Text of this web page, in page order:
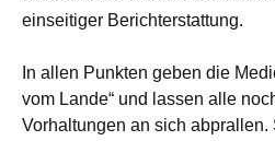
einseitiger Berichterstattung.
In allen Punkten geben die
vom Lande“ und lassen alle
Vorhaltungen an sich abprallen.